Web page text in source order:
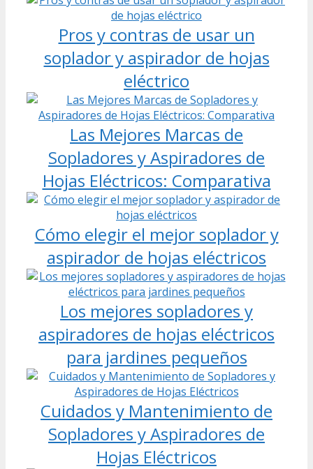
Pros y contras de usar un
soplador y aspirador de hojas
eléctrico
Las Mejores Marcas de
Sopladores y Aspiradores de
Hojas Eléctricos: Comparativa
Cómo elegir el mejor soplador y
aspirador de hojas eléctricos
Los mejores sopladores y
aspiradores de hojas eléctricos
para jardines pequeños
Cuidados y Mantenimiento de
Sopladores y Aspiradores de
Hojas Eléctricos